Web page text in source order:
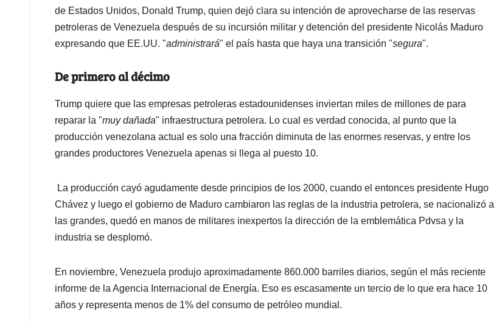
de Estados Unidos, Donald Trump, quien dejó clara su intención de aprovecharse de las reservas
petroleras de Venezuela después de su incursión militar y detención del presidente Nicolás Maduro
expresando que EE.UU. "administrará" el país hasta que haya una transición "segura".
De primero al décimo
Trump quiere que las empresas petroleras estadounidenses inviertan miles de millones de para
reparar la "muy dañada" infraestructura petrolera. Lo cual es verdad conocida, al punto que la
producción venezolana actual es solo una fracción diminuta de las enormes reservas, y entre los
grandes productores Venezuela apenas si llega al puesto 10.
La producción cayó agudamente desde principios de los 2000, cuando el entonces presidente Hugo
Chávez y luego el gobierno de Maduro cambiaron las reglas de la industria petrolera, se nacionalizó a
las grandes, quedó en manos de militares inexpertos la dirección de la emblemática Pdvsa y la
industria se desplomó.
En noviembre, Venezuela produjo aproximadamente 860.000 barriles diarios, según el más reciente
informe de la Agencia Internacional de Energía. Eso es escasamente un tercio de lo que era hace 10
años y representa menos de 1% del consumo de petróleo mundial.